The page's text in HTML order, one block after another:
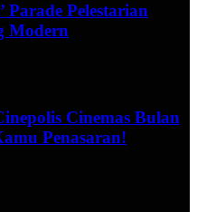
Parade Pelestarian
Modern
Cinemas Bulan
Penasaran!